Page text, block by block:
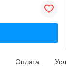
Оплата